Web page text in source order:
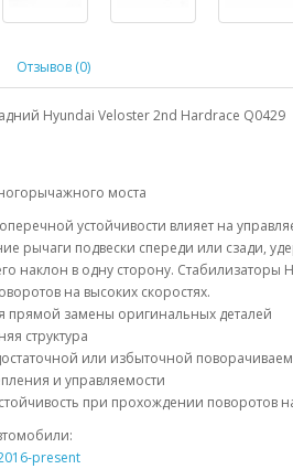
Отзывов (0)
Hyundai Veloster 2nd Hardrace Q0429
моста
устойчивости влияет на
рычаги подвески спереди или сзади,
наклон в одну сторону.
на высоких скоростях.
прямой замены оригинальных деталей
структура
или избыточной
и управляемости
при прохождении поворотов
present